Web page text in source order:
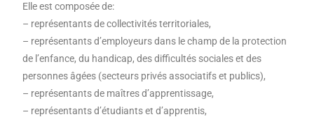
Elle est composée de:
– représentants de collectivités territoriales,
– représentants d’employeurs dans le champ de la protection
de l’enfance, du handicap, des difficultés sociales et des
personnes âgées (secteurs privés associatifs et publics),
– représentants de maîtres d’apprentissage,
– représentants d’étudiants et d’apprentis,